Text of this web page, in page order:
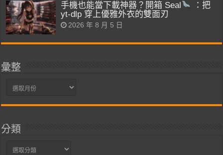
手機也能當下載神器？開箱 Seal
：把
yt-dlp 穿上優雅外衣的雙面刃
2026 年 8 月 5 日
彙整
彙
分類
分